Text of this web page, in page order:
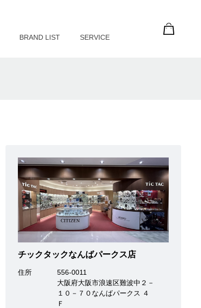
BRAND LIST SERVICE
チックタックなんばパークス店
住所
556-0011
大阪府大阪市浪速区難波中２－
１０－７０なんばパークス ４
Ｆ